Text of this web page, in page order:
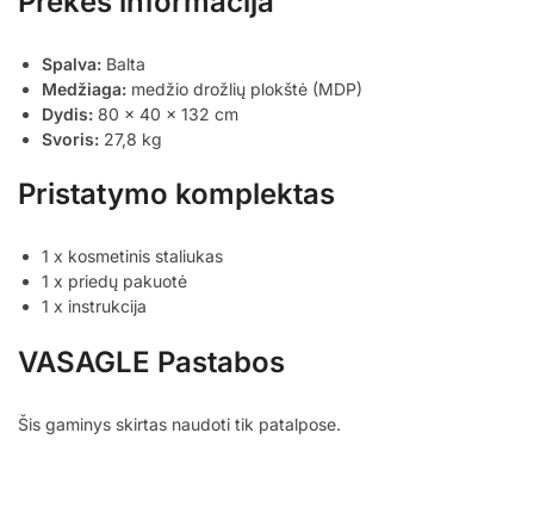
Spalva: Balta
Medžiaga: medžio drožlių plokštė (MDP)
Dydis: 80 x 40 x 132 cm
Svoris: 27,8 kg
Pristatymo komplektas
1 x kosmetinis staliukas
1 x priedų pakuotė
1 x instrukcija
VASAGLE Pastabos
Šis gaminys skirtas naudoti tik patalpose.